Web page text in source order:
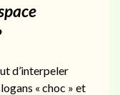
d’interpeler
« choc » et